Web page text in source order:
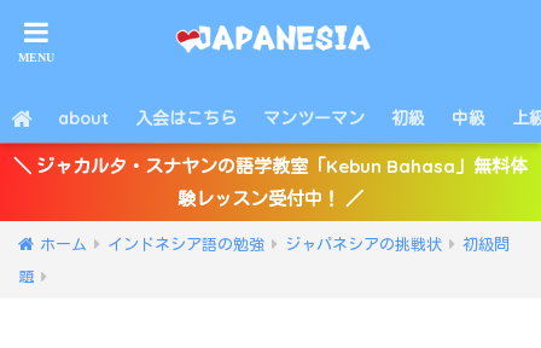
about 入会はこちら マンツーマン 初級 中級 上
＼ ジャカルタ・スナヤンの語学教室「Kebun Bahasa」無料体
験レッスン受付中！ ／
ホーム インドネシア語の勉強 ジャパネシアの挑戦状
初級問
題